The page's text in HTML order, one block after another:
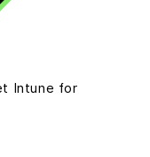
Intune for